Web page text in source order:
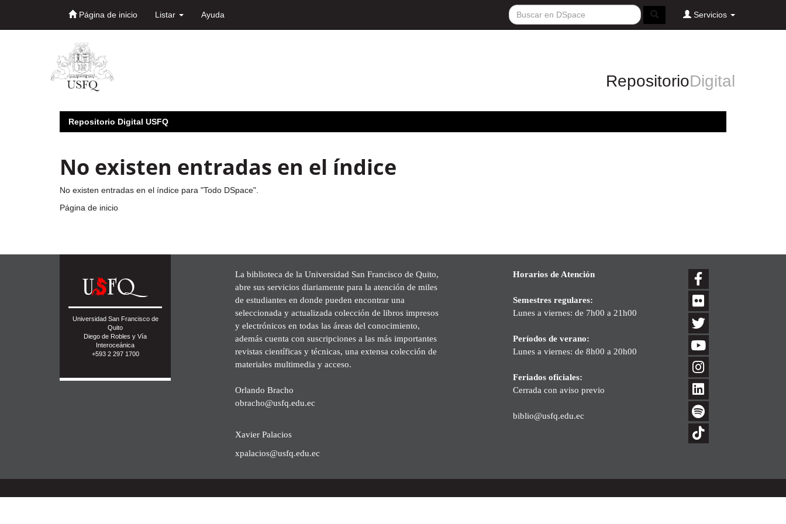
Página de inicio Listar Ayuda Servicios
RepositorioDigital
Repositorio Digital USFQ
No existen entradas en el índice
No existen entradas en el índice para "Todo DSpace".
Página de inicio
Universidad San Francisco de
Quito
Diego de Robles y Vía
Interoceánica
+593 2 297 1700
La biblioteca de la Universidad San Francisco de Quito,
abre sus servicios diariamente para la atención de miles
de estudiantes en donde pueden encontrar una
seleccionada y actualizada colección de libros impresos
y electrónicos en todas las áreas del conocimiento,
además cuenta con suscripciones a las más importantes
revistas científicas y técnicas, una extensa colección de
materiales multimedia y acceso.
Orlando Bracho
obracho@usfq.edu.ec
Xavier Palacios
xpalacios@usfq.edu.ec
Horarios de Atención
Semestres regulares:
Lunes a viernes: de 7h00 a 21h00
Períodos de verano:
Lunes a viernes: de 8h00 a 20h00
Feriados oficiales:
Cerrada con aviso previo
biblio@usfq.edu.ec